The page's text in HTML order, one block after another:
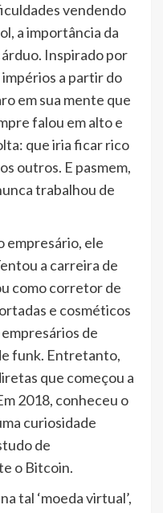
vendendo
a importância da
Inspirado por
a partir do
em sua mente que
falou em alto e
que iria ficar rico
outros. E pasmem,
trabalhou de
empresário, ele
a carreira de
como corretor de
e cosméticos
de
funk. Entretanto,
que começou a
2018, conheceu o
curiosidade
de
o Bitcoin.
tal ‘moeda virtual’,